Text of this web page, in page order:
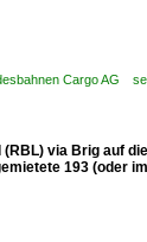
Cargo AG
(RBL) via Brig auf
193 (oder